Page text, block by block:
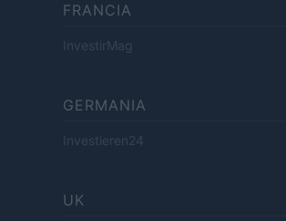
FRANCIA
InvestirMag
GERMANIA
Investieren24
UK